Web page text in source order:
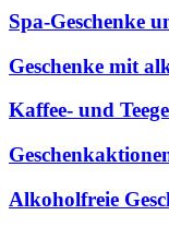
Spa-Geschenke
Geschenke mit
Kaffee- und
Alkoholfreie